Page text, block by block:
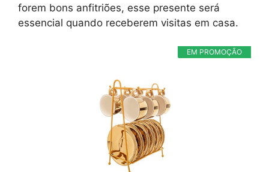
forem bons anfitriões, esse presente será
essencial quando receberem visitas em casa.
EM PROMOÇÃO